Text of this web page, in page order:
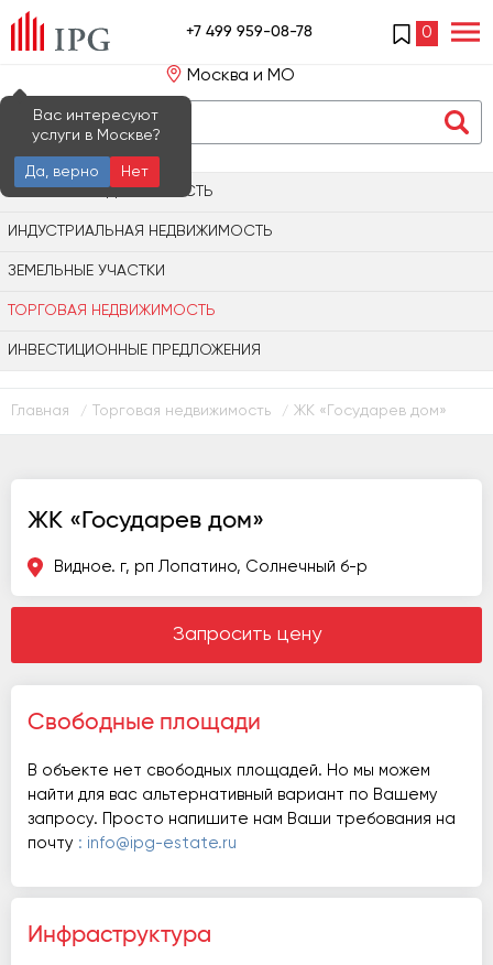
+7 499 959-08-78 0
Москва и МО
Вас интересуют
услуги в Москве?
Да, верно
Нет
ОФИСНАЯ НЕДВИЖИМОСТЬ
ИНДУСТРИАЛЬНАЯ НЕДВИЖИМОСТЬ
ЗЕМЕЛЬНЫЕ УЧАСТКИ
ТОРГОВАЯ НЕДВИЖИМОСТЬ
ИНВЕСТИЦИОННЫЕ ПРЕДЛОЖЕНИЯ
Главная / Торговая недвижимость / ЖК «Государев дом»
ЖК «Государев дом»
Видное. г, рп Лопатино, Солнечный б-р
Запросить цену
Свободные площади
В объекте нет свободных площадей. Но мы можем
найти для вас альтернативный вариант по Вашему
запросу. Просто напишите нам Ваши требования на
почту : info@ipg-estate.ru
Инфраструктура